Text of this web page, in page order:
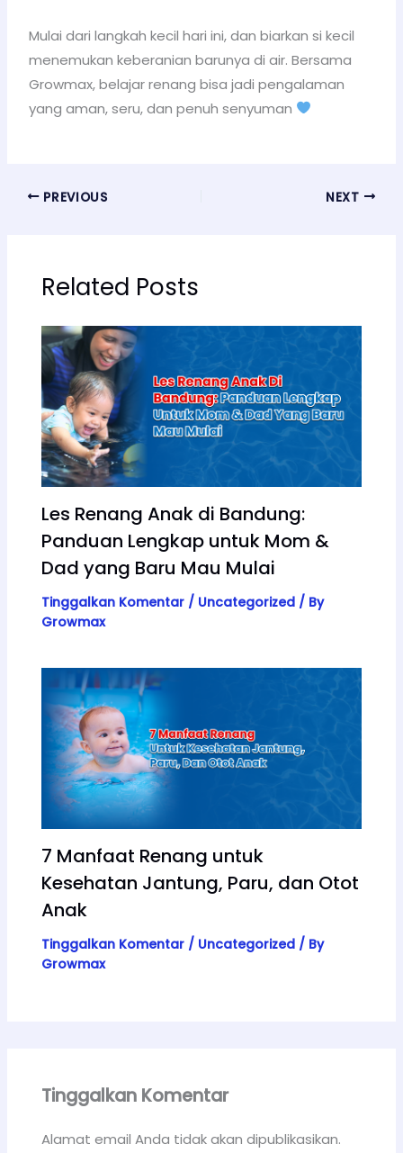
Mulai dari langkah kecil hari ini, dan biarkan si kecil
menemukan keberanian barunya di air. Bersama
Growmax, belajar renang bisa jadi pengalaman
yang aman, seru, dan penuh senyuman
PREVIOUS NEXT
Related Posts
Les Renang Anak di Bandung:
Panduan Lengkap untuk Mom &
Dad yang Baru Mau Mulai
Tinggalkan Komentar / Uncategorized/ By
Growmax
7 Manfaat Renang untuk
Kesehatan Jantung, Paru, dan Otot
Anak
Tinggalkan Komentar / Uncategorized/ By
Growmax
Tinggalkan Komentar
Alamat email Anda tidak akan dipublikasikan.